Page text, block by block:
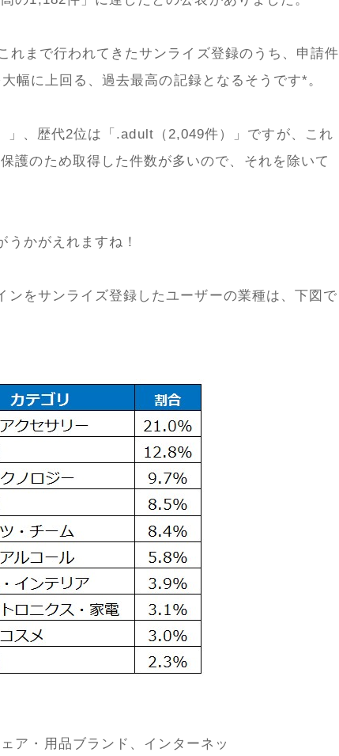
れまで行われてきたサンライズ登録のうち、申請件
幅に上回る、過去最高の記録となるそうです*。
」、歴代2位は「.adult（2,049件）」ですが、これ
護のため取得した件数が多いので、それを除いて
かがえれますね！
ンをサンライズ登録したユーザーの業種は、下図で
ア・用品ブランド、インターネッ